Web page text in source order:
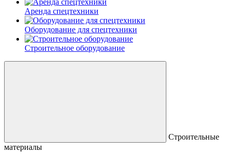
Аренда спецтехники
Оборудование для спецтехники
Строительное оборудование
Строительные
материалы